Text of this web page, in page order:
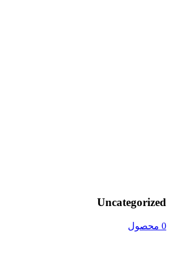
Uncategorized
0 محصول